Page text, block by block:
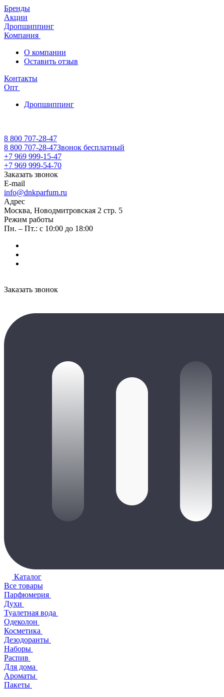
Бренды
Акции
Дропшиппинг
Компания
О компании
Оставить отзыв
Контакты
Опт
Дропшиппинг
8 800 707-28-47
8 800 707-28-47Звонок бесплатный
+7 969 999-15-47
+7 969 999-54-70
Заказать звонок
E-mail
info@dnkparfum.ru
Адрес
Москва, Новодмитровская 2 стр. 5
Режим работы
Пн. – Пт.: с 10:00 до 18:00
Заказать звонок
Каталог
Все товары
Парфюмерия
Духи
Туалетная вода
Одеколон
Косметика
Дезодоранты
Наборы
Распив
Для дома
Ароматы
Пакеты